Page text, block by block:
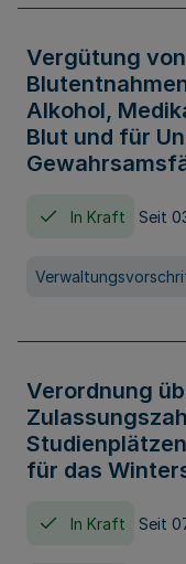
Vergütung
Alkohol,
Blut und für
In Kraft Seit
Verordnung
für das
In Kraft Seit